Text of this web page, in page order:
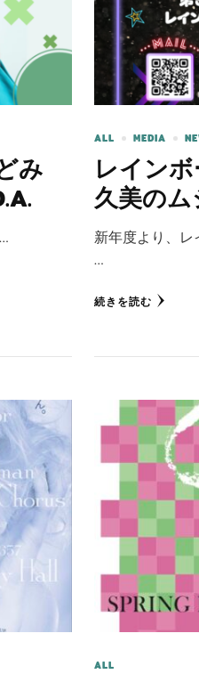
み
ALL MEDIA
レイン
久美のム
新年度より、
…
続きを読む
ALL